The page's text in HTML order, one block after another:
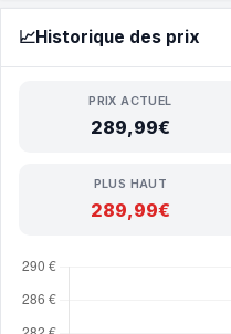
📈Historique des prix
PRIX ACTUEL
289,99€
PLUS HAUT
289,99€